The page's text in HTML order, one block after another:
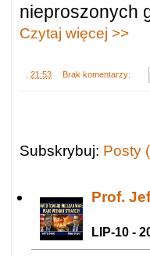
nieproszonych
Czytaj więcej >>
21:53 Brak komentarzy:
Subskrybuj: Posty
Prof.
LIP-10 -